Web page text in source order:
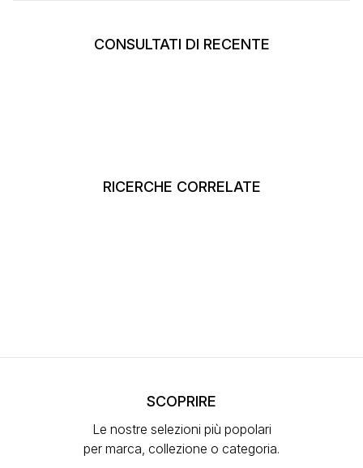
CONSULTATI DI RECENTE
RICERCHE CORRELATE
SCOPRIRE
Le nostre selezioni più popolari
per marca, collezione o categoria.